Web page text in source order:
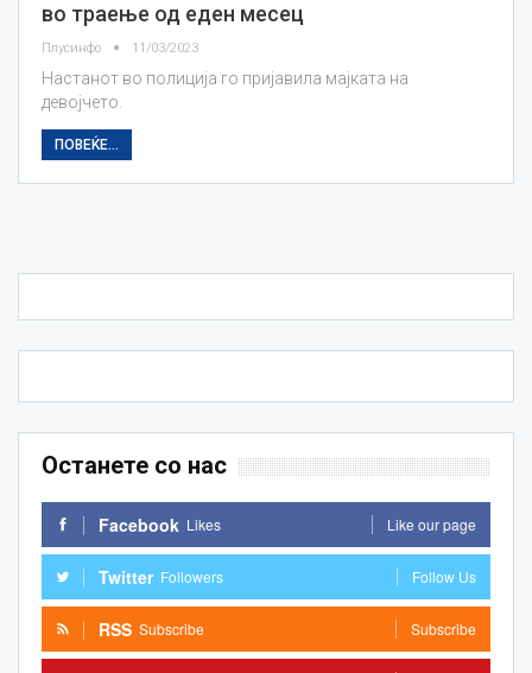
во траење од еден месец
Плусинфо 11/03/2023
Настанот во полиција го пријавила мајката на
девојчето.
ПОВЕЌЕ...
Останете со нас
Facebook Likes Like our page
Twitter Followers Follow Us
RSS Subscribe Subscribe